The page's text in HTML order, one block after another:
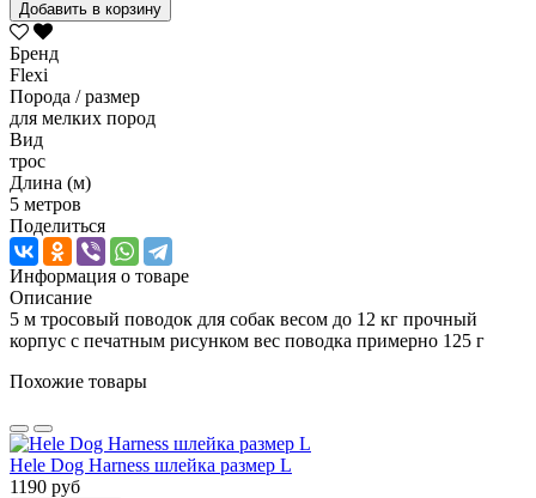
Добавить в корзину
Бренд
Flexi
Порода / размер
для мелких пород
Вид
трос
Длина (м)
5 метров
Поделиться
Информация о товаре
Описание
5 м тросовый поводок для собак весом до 12 кг прочный
корпус с печатным рисунком вес поводка примерно 125 г
Похожие товары
Hele Dog Harness шлейка размер L
1190 руб